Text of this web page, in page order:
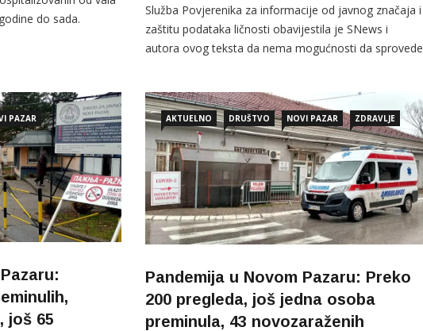
do sada.
14. […]
Služba Povjerenika za informacije od javnog značaja i
zaštitu podataka ličnosti obavijestila je SNews i
autora ovog teksta da nema mogućnosti da sprovede
umrlih, razlozima zbog čega nisu izdavani recepti, kao
i druge informcije vezane za pandemiju tokom juna i
[…]
PAZAR
još 65
AKTUELNO DRUŠTVO NOVI PAZAR ZDRAVLJE
Pandemija u Novom Pazaru: Preko
200 pregleda, još jedna osoba
preminula, 43 novozaraženih